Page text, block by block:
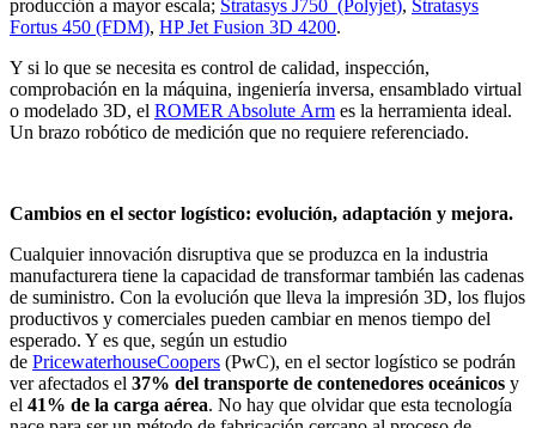
producción a mayor escala; Stratasys J750 (Polyjet), Stratasys
Fortus 450 (FDM), HP Jet Fusion 3D 4200.
Y si lo que se necesita es control de calidad, inspección,
comprobación en la máquina, ingeniería inversa, ensamblado virtual
o modelado 3D, el ROMER Absolute Arm es la herramienta ideal.
Un brazo robótico de medición que no requiere referenciado.
Cambios en el sector logístico: evolución, adaptación y mejora.
Cualquier innovación disruptiva que se produzca en la industria
manufacturera tiene la capacidad de transformar también las cadenas
de suministro. Con la evolución que lleva la impresión 3D, los flujos
productivos y comerciales pueden cambiar en menos tiempo del
esperado. Y es que, según un estudio
de PricewaterhouseCoopers (PwC), en el sector logístico se podrán
ver afectados el 37% del transporte de contenedores oceánicos y
el 41% de la carga aérea. No hay que olvidar que esta tecnología